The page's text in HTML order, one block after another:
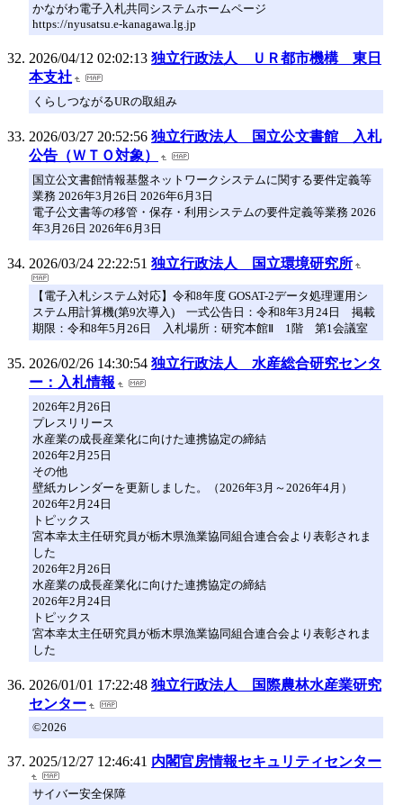
かながわ電子入札共同システムホームページ
https://nyusatsu.e-kanagawa.lg.jp
2026/04/12 02:02:13 独立行政法人 ＵＲ都市機構 東日
本支社
くらしつながるURの取組み
2026/03/27 20:52:56 独立行政法人 国立公文書館 入札
公告（ＷＴＯ対象）
国立公文書館情報基盤ネットワークシステムに関する要件定義等
業務 2026年3月26日 2026年6月3日
電子公文書等の移管・保存・利用システムの要件定義等業務 2026
年3月26日 2026年6月3日
2026/03/24 22:22:51 独立行政法人 国立環境研究所
【電子入札システム対応】令和8年度 GOSAT-2データ処理運用シ
ステム用計算機(第9次導入) 一式公告日：令和8年3月24日 掲載
期限：令和8年5月26日 入札場所：研究本館Ⅱ 1階 第1会議室
2026/02/26 14:30:54 独立行政法人 水産総合研究センタ
ー：入札情報
2026年2月26日
プレスリリース
水産業の成長産業化に向けた連携協定の締結
2026年2月25日
その他
壁紙カレンダーを更新しました。（2026年3月～2026年4月）
2026年2月24日
トピックス
宮本幸太主任研究員が栃木県漁業協同組合連合会より表彰されま
した
2026年2月26日
水産業の成長産業化に向けた連携協定の締結
2026年2月24日
トピックス
宮本幸太主任研究員が栃木県漁業協同組合連合会より表彰されま
した
2026/01/01 17:22:48 独立行政法人 国際農林水産業研究
センター
©2026
2025/12/27 12:46:41 内閣官房情報セキュリティセンター
サイバー安全保障